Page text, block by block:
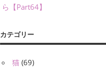
ら【Part64】
カテゴリー
猫 (69)